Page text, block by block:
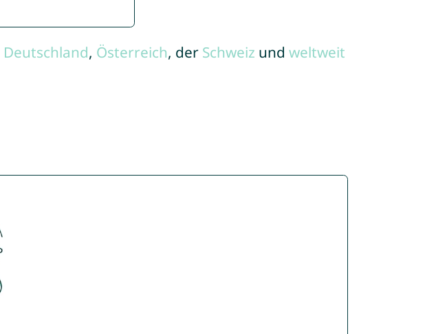
Deutschland, Österreich, der Schweiz und weltweit